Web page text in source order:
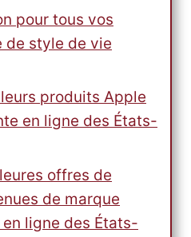
pour tous vos
de style de vie
produits Apple
en ligne des États-
offres de
de marque
ligne des États-